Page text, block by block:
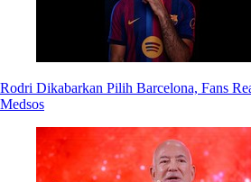
Rodri Dikabarkan Pilih Barcelona, Fans
Medsos